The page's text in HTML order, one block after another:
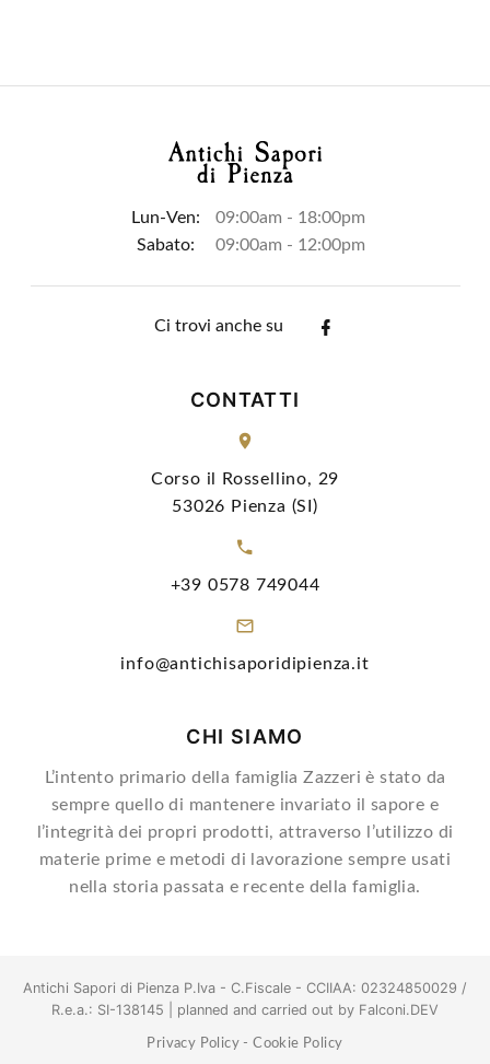
Lun-Ven:
09:00am - 18:00pm
Sabato:
09:00am - 12:00pm
Ci trovi anche su
CONTATTI
Corso il Rossellino, 29
53026 Pienza (SI)
+39 0578 749044
info@antichisaporidipienza.it
CHI SIAMO
L’intento primario della famiglia Zazzeri è stato da
sempre quello di mantenere invariato il sapore e
l’integrità dei propri prodotti, attraverso l’utilizzo di
materie prime e metodi di lavorazione sempre usati
nella storia passata e recente della famiglia.
Antichi Sapori di Pienza P.Iva - C.Fiscale - CCIIAA: 02324850029 /
R.e.a.: SI-138145 | planned and carried out by Falconi.DEV
Privacy Policy -Cookie Policy